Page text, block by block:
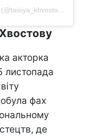
Допис, поширений Таїсія Хвостова (@taisiya_khvostova)
акторка
листопада
фах
де